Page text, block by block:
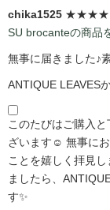
chika1525
SU brocanteの商品
無事に届きました♪
ANTIQUE LEAVES
このたびはご購入
ざいます☺️ 無事に
ことを嬉しく拝見
ましたら、
す✨